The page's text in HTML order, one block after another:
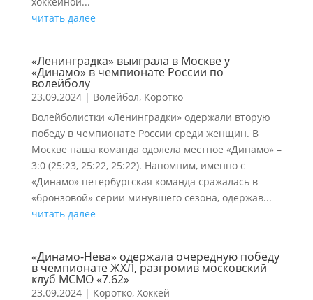
читать далее
«Ленинградка» выиграла в Москве у
«Динамо» в чемпионате России по
волейболу
23.09.2024| Волейбол, Коротко
Волейболистки «Ленинградки» одержали вторую
победу в чемпионате России среди женщин. В
Москве наша команда одолела местное «Динамо» –
3:0 (25:23, 25:22, 25:22). Напомним, именно с
«Динамо» петербургская команда сражалась в
«бронзовой» серии минувшего сезона, одержав...
читать далее
«Динамо-Нева» одержала очередную победу
в чемпионате ЖХЛ, разгромив московский
клуб МСМО «7.62»
23.09.2024| Коротко, Хоккей